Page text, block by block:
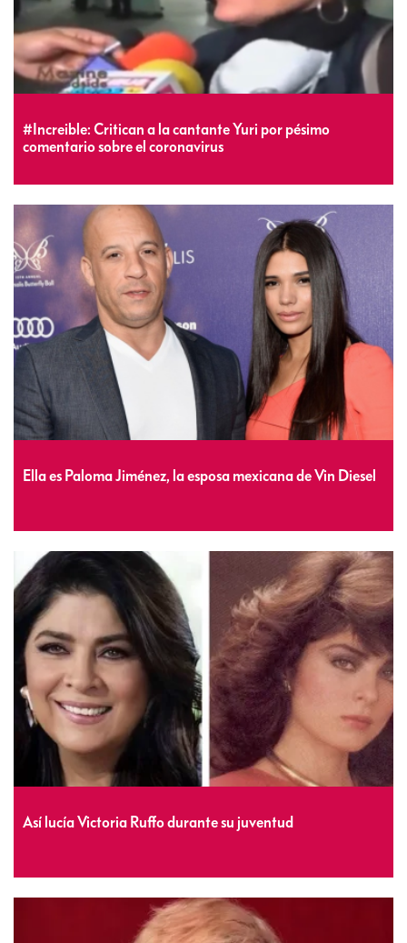
#Increible: Critican a la cantante Yuri por pésimo
comentario sobre el coronavirus
Ella es Paloma Jiménez, la esposa mexicana de Vin Diesel
Así lucía Victoria Ruffo durante su juventud